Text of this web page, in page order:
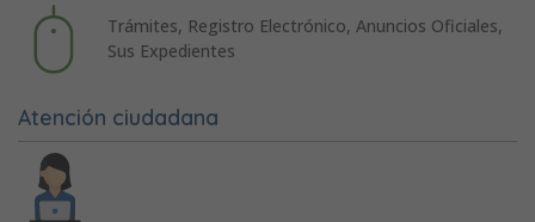
Trámites, Registro Electrónico, Anuncios Oficiales,
Sus Expedientes
Atención ciudadana